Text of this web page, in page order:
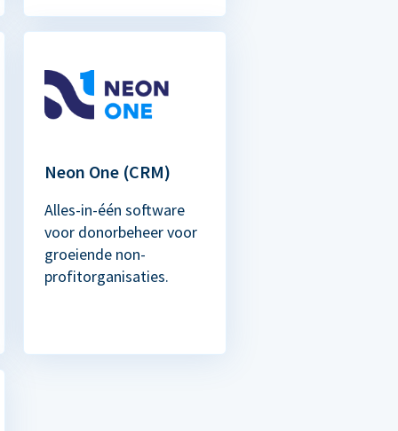
Neon One (CRM)
Alles-in-één software
voor donorbeheer voor
groeiende non-
profitorganisaties.